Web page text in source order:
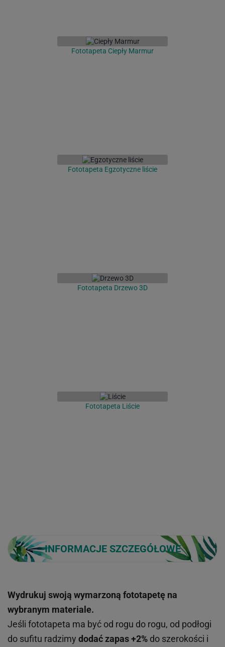
Fototapeta Ciepły Marmur
Fototapeta Egzotyczne liście
Fototapeta Drzewo 3D
Fototapeta Liście
INFORMACJE SZCZEGÓŁOWE
Wydrukuj swoją wymarzoną fototapetę na
wybranym materiale.
Jeśli fototapeta ma być od rogu do rogu, od podłogi
do sufitu radzimy dodać zapas +2% do szerokości i